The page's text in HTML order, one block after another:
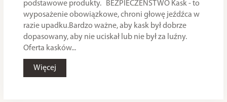
podstawowe produkty. BEZPIECZEŃSTWO Kask - to
wyposażenie obowiązkowe, chroni głowę jeźdźca w
razie upadku.Bardzo ważne, aby kask był dobrze
dopasowany, aby nie uciskał lub nie był za luźny.
Oferta kasków...
Więcej